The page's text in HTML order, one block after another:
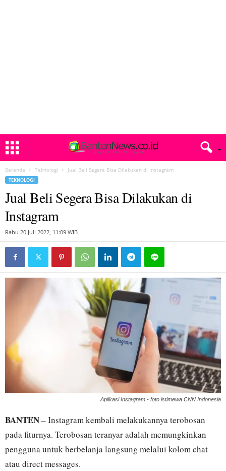
Beranda Teknologi Jual Beli Segera Bisa Dilakukan di Instagram
TEKNOLOGI
Jual Beli Segera Bisa Dilakukan di
Instagram
Rabu 20 Juli 2022, 11:09 WIB
Aplikasi Instagram - foto istimewa CNN Indonesia
BANTEN– Instagram kembali melakukannya terobosan
pada fiturnya. Terobosan teranyar adalah memungkinkan
pengguna untuk berbelanja langsung melalui kolom chat
atau direct messages.